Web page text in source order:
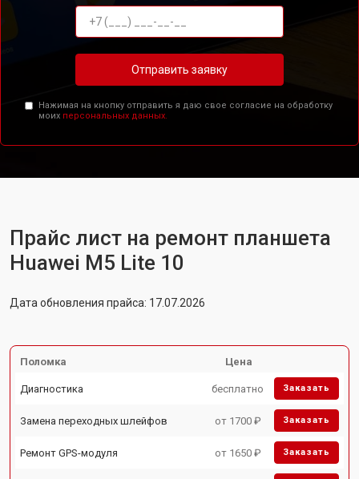
Отправить заявку
Нажимая на кнопку отправить я даю свое согласие на обработку
моих персональных данных.
Прайс лист на ремонт планшета
Huawei M5 Lite 10
Дата обновления прайса: 17.07.2026
Поломка Цена
Диагностика бесплатно Заказать
Замена переходных шлейфов от 1700 ₽ Заказать
Ремонт GPS-модуля от 1650 ₽ Заказать